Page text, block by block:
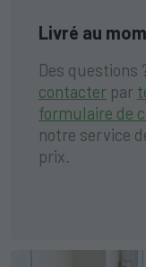
Livré au
Des questions
contacter par
formulaire de
notre service
prix.